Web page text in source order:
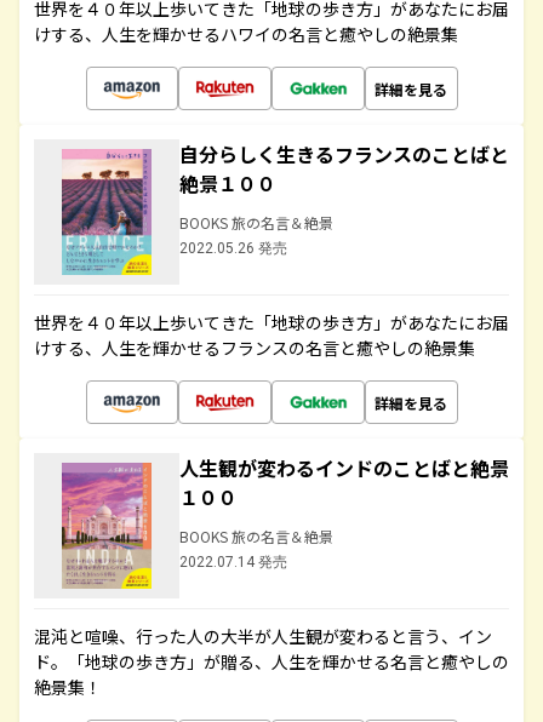
世界を４０年以上歩いてきた「地球の歩き方」があなたにお届
けする、人生を輝かせるハワイの名言と癒やしの絶景集
詳細を見る
自分らしく生きるフランスのことばと
絶景１００
BOOKS 旅の名言＆絶景
2022.05.26 発売
世界を４０年以上歩いてきた「地球の歩き方」があなたにお届
けする、人生を輝かせるフランスの名言と癒やしの絶景集
詳細を見る
人生観が変わるインドのことばと絶景
１００
BOOKS 旅の名言＆絶景
2022.07.14 発売
混沌と喧噪、行った人の大半が人生観が変わると言う、イン
ド。「地球の歩き方」が贈る、人生を輝かせる名言と癒やしの
絶景集！